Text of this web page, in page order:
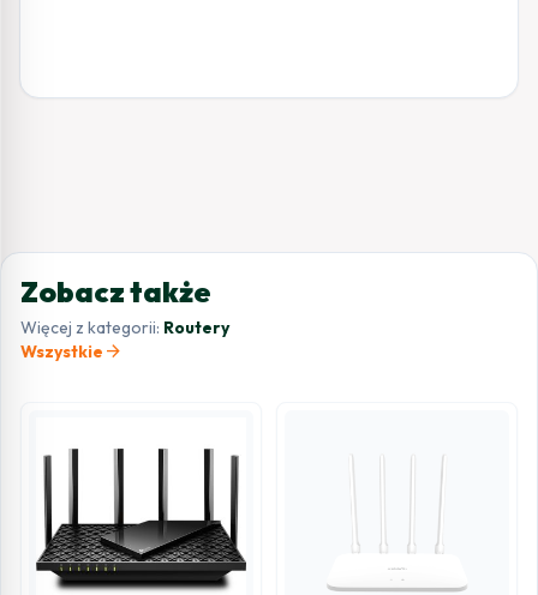
Zobacz także
Więcej z kategorii: Routery
Wszystkie arrow_forward